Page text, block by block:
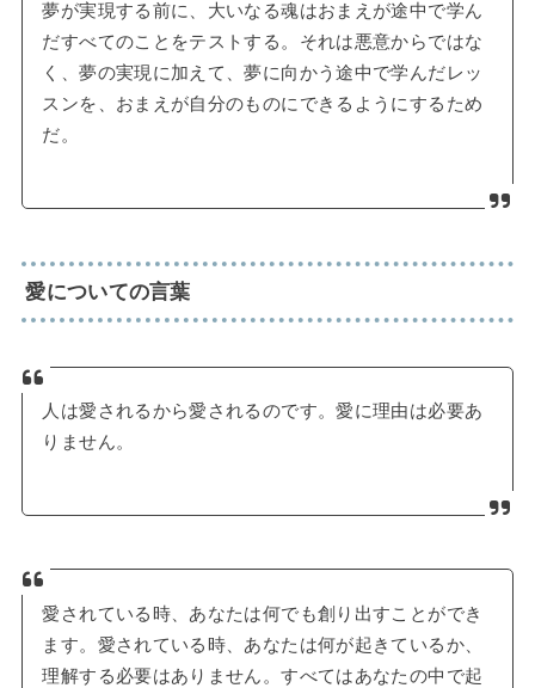
夢が実現する前に、大いなる魂はおまえが途中で学ん
だすべてのことをテストする。それは悪意からではな
く、夢の実現に加えて、夢に向かう途中で学んだレッ
スンを、おまえが自分のものにできるようにするため
だ。
愛についての言葉
人は愛されるから愛されるのです。愛に理由は必要あ
りません。
愛されている時、あなたは何でも創り出すことができ
ます。愛されている時、あなたは何が起きているか、
理解する必要はありません。すべてはあなたの中で起